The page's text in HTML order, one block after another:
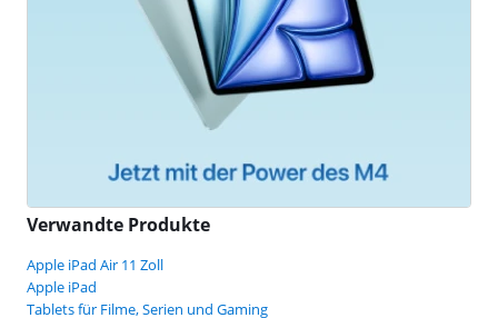
Verwandte Produkte
Apple iPad Air 11 Zoll
Apple iPad
Tablets für Filme, Serien und Gaming